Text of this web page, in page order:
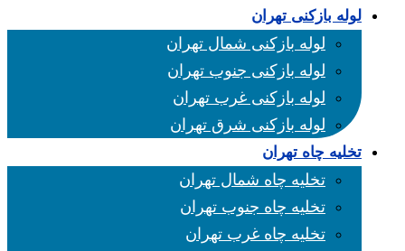
لوله بازکنی تهران
لوله بازکنی شمال تهران
لوله بازکنی جنوب تهران
لوله بازکنی غرب تهران
لوله بازکنی شرق تهران
تخلیه چاه تهران
تخلیه چاه شمال تهران
تخلیه چاه جنوب تهران
تخلیه چاه غرب تهران